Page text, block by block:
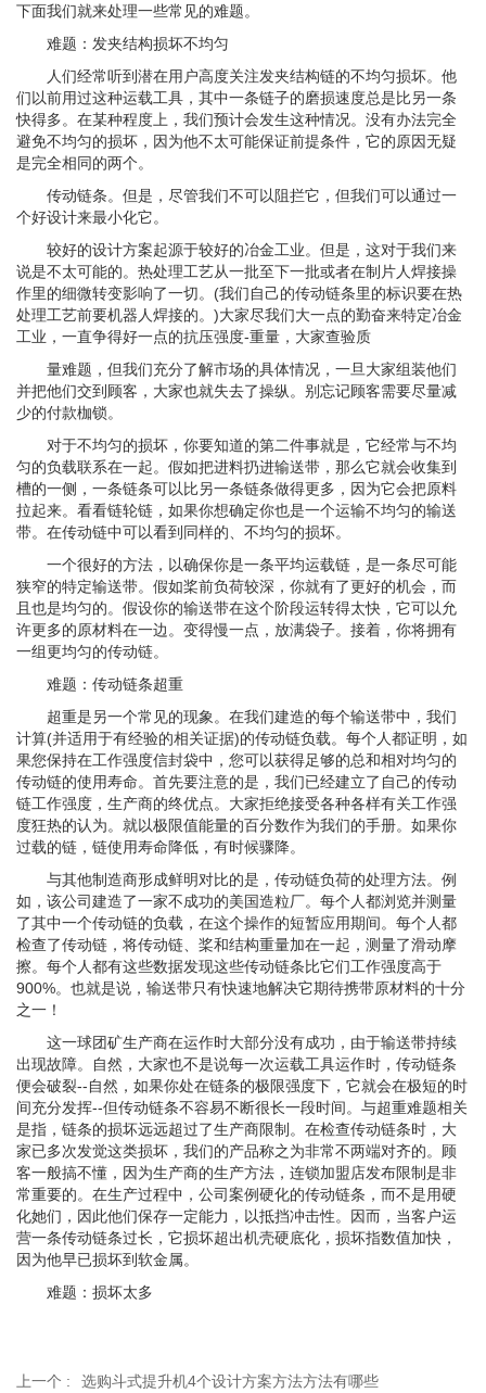
下面我们就来处理一些常见的难题。
难题：发夹结构损坏不均匀
人们经常听到潜在用户高度关注发夹结构链的不均匀损坏。他
们以前用过这种运载工具，其中一条链子的磨损速度总是比另一条
快得多。在某种程度上，我们预计会发生这种情况。没有办法完全
避免不均匀的损坏，因为他不太可能保证前提条件，它的原因无疑
是完全相同的两个。
传动链条。但是，尽管我们不可以阻拦它，但我们可以通过一
个好设计来最小化它。
较好的设计方案起源于较好的冶金工业。但是，这对于我们来
说是不太可能的。热处理工艺从一批至下一批或者在制片人焊接操
作里的细微转变影响了一切。(我们自己的传动链条里的标识要在热
处理工艺前要机器人焊接的。)大家尽我们大一点的勤奋来特定冶金
工业，一直争得好一点的抗压强度-重量，大家查验质
量难题，但我们充分了解市场的具体情况，一旦大家组装他们
并把他们交到顾客，大家也就失去了操纵。别忘记顾客需要尽量减
少的付款枷锁。
对于不均匀的损坏，你要知道的第二件事就是，它经常与不均
匀的负载联系在一起。假如把进料扔进输送带，那么它就会收集到
槽的一侧，一条链条可以比另一条链条做得更多，因为它会把原料
拉起来。看看链轮链，如果你想确定你也是一个运输不均匀的输送
带。在传动链中可以看到同样的、不均匀的损坏。
一个很好的方法，以确保你是一条平均运载链，是一条尽可能
狭窄的特定输送带。假如桨前负荷较深，你就有了更好的机会，而
且也是均匀的。假设你的输送带在这个阶段运转得太快，它可以允
许更多的原材料在一边。变得慢一点，放满袋子。接着，你将拥有
一组更均匀的传动链。
难题：传动链条超重
超重是另一个常见的现象。在我们建造的每个输送带中，我们
计算(并适用于有经验的相关证据)的传动链负载。每个人都证明，如
果您保持在工作强度信封袋中，您可以获得足够的总和相对均匀的
传动链的使用寿命。首先要注意的是，我们已经建立了自己的传动
链工作强度，生产商的终优点。大家拒绝接受各种各样有关工作强
度狂热的认为。就以极限值能量的百分数作为我们的手册。如果你
过载的链，链使用寿命降低，有时候骤降。
与其他制造商形成鲜明对比的是，传动链负荷的处理方法。例
如，该公司建造了一家不成功的美国造粒厂。每个人都浏览并测量
了其中一个传动链的负载，在这个操作的短暂应用期间。每个人都
检查了传动链，将传动链、桨和结构重量加在一起，测量了滑动摩
擦。每个人都有这些数据发现这些传动链条比它们工作强度高于
900%。也就是说，输送带只有快速地解决它期待携带原材料的十分
之一！
这一球团矿生产商在运作时大部分没有成功，由于输送带持续
出现故障。自然，大家也不是说每一次运载工具运作时，传动链条
便会破裂--自然，如果你处在链条的极限强度下，它就会在极短的时
间充分发挥--但传动链条不容易不断很长一段时间。与超重难题相关
是指，链条的损坏远远超过了生产商限制。在检查传动链条时，大
家已多次发觉这类损坏，我们的产品称之为非常不两端对齐的。顾
客一般搞不懂，因为生产商的生产方法，连锁加盟店发布限制是非
常重要的。在生产过程中，公司案例硬化的传动链条，而不是用硬
化她们，因此他们保存一定能力，以抵挡冲击性。因而，当客户运
营一条传动链条过长，它损坏超出机壳硬底化，损坏指数值加快，
因为他早已损坏到软金属。
难题：损坏太多
上一个 :
选购斗式提升机4个设计方案方法方法有哪些